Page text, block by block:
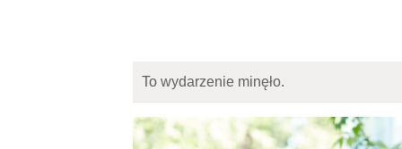
To wydarzenie minęło.